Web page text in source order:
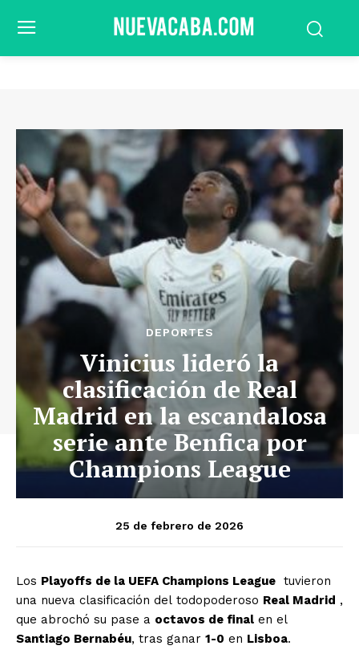
DEPORTES
Vinicius lideró la
clasificación de Real
Madrid en la escandalosa
serie ante Benfica por
Champions League
25 de febrero de 2026
Los Playoffs de la UEFA Champions League tuvieron
una nueva clasificación del todopoderoso Real Madrid ,
que abrochó su pase a octavos de final en el
Santiago Bernabéu, tras ganar 1-0 en Lisboa.